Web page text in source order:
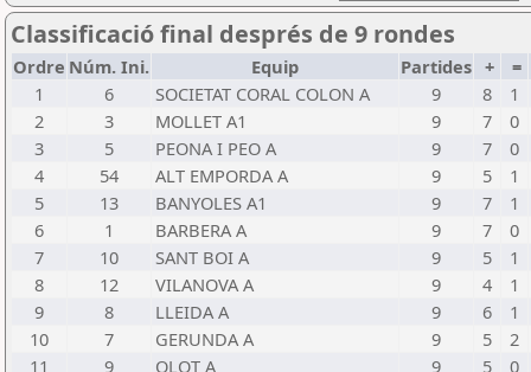
Classificació final després de 9 rondes
Ordre Núm. Ini. Equip Partides + =
1
6 SOCIETAT CORAL COLON A 9 8
1
2
3 MOLLET A1 9 7
0
3
5 PEONA I PEO A 9 7
0
4
54 ALT EMPORDA A 9 5
1
5
13 BANYOLES A1 9 7
1
6
1 BARBERA A 9 7
0
7
10 SANT BOI A 9 5
1
8
12 VILANOVA A 9 4
1
9
8 LLEIDA A 9 6
1
10
7 GERUNDA A 9 5
2
11
9 OLOT A 9 5
0